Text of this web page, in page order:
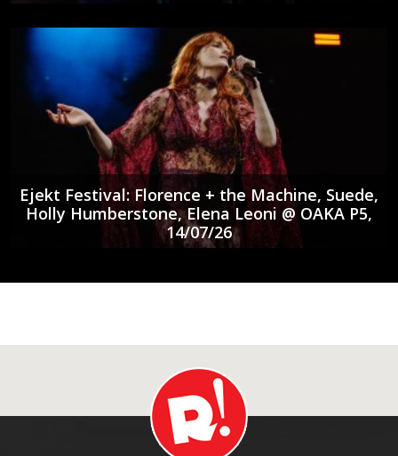
Ejekt Festival: Florence + the Machine, Suede,
Holly Humberstone, Elena Leoni @ ΟΑΚΑ P5,
14/07/26